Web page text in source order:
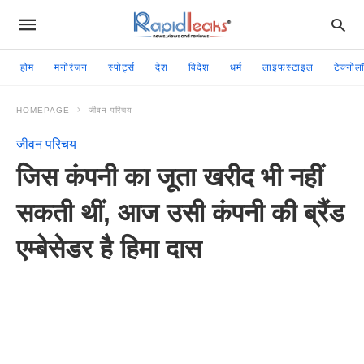
होम मनोरंजन स्पोर्ट्स देश विदेश धर्म लाइफस्टाइल
HOMEPAGE जीवन परिचय
जीवन परिचय
जिस कंपनी का जूता खरीद भी नहीं
सकती थीं, आज उसी कंपनी की ब्रैंड
एम्बेसेडर है हिमा दास